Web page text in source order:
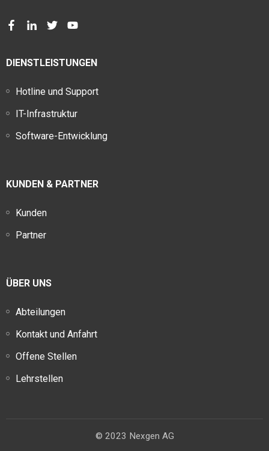
DIENSTLEISTUNGEN
Hotline und Support
IT-Infrastruktur
Software-Entwicklung
KUNDEN & PARTNER
Kunden
Partner
ÜBER UNS
Abteilungen
Kontakt und Anfahrt
Offene Stellen
Lehrstellen
© 2023 Nexgen AG